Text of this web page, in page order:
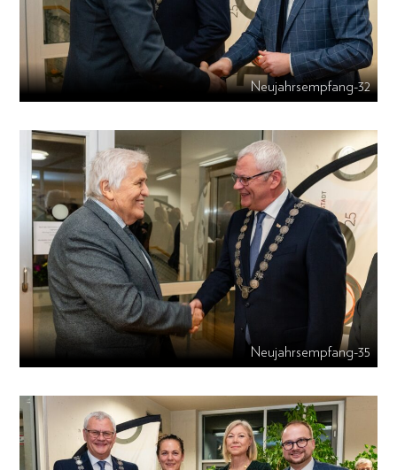
Neujahrsempfang-32
Neujahrsempfang-35